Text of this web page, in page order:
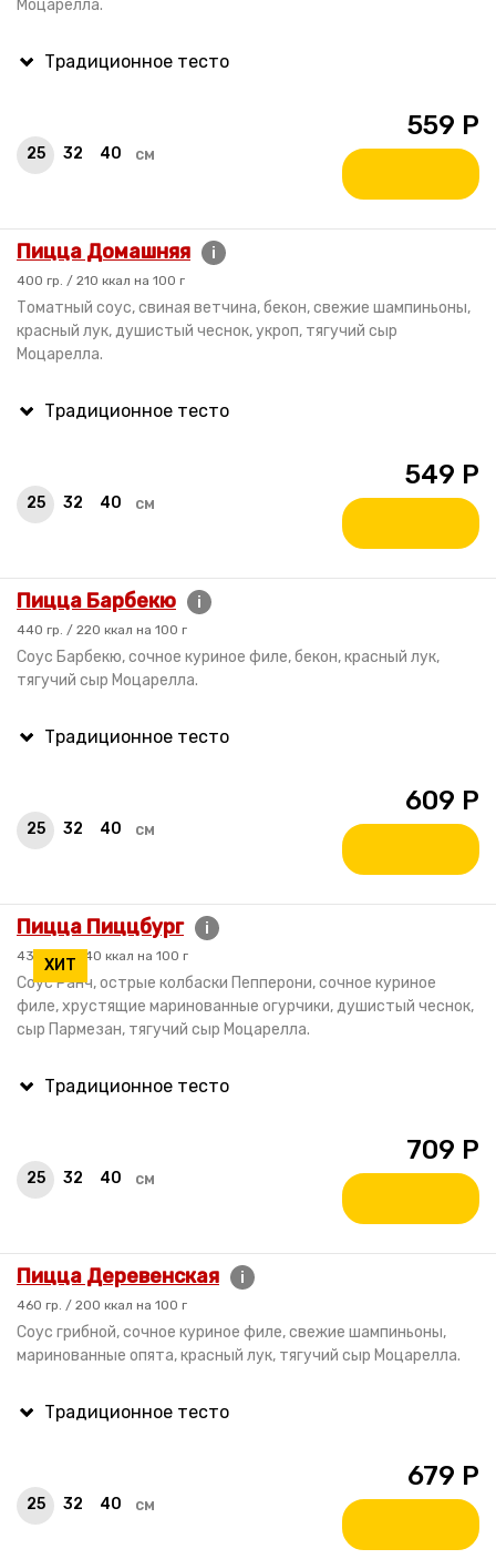
Моцарелла.
25 32 40 см
559 Р
Пицца Домашняя i
400 гр. / 210 ккал на 100 г
Томатный соус, свиная ветчина, бекон, свежие шампиньоны,
красный лук, душистый чеснок, укроп, тягучий сыр
Моцарелла.
25 32 40 см
549 Р
Пицца Барбекю i
440 гр. / 220 ккал на 100 г
Соус Барбекю, сочное куриное филе, бекон, красный лук,
тягучий сыр Моцарелла.
25 32 40 см
609 Р
ХИТ
Пицца Пиццбург i
430 гр. / 240 ккал на 100 г
Соус Ранч, острые колбаски Пепперони, сочное куриное
филе, хрустящие маринованные огурчики, душистый чеснок,
сыр Пармезан, тягучий сыр Моцарелла.
25 32 40 см
709 Р
Пицца Деревенская i
460 гр. / 200 ккал на 100 г
Соус грибной, сочное куриное филе, свежие шампиньоны,
маринованные опята, красный лук, тягучий сыр Моцарелла.
25 32 40 см
679 Р